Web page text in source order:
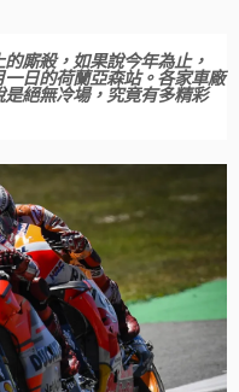
廝殺，如果說今年為止，
日的荷蘭亞森站。各家車廠
絕無冷場，究竟有多精彩